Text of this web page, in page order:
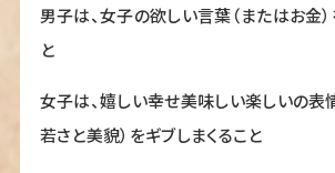
男子は、女子の欲しい言葉（またはお金）
と
女子は、嬉しい幸せ美味しい楽しいの表
若さと美貌）をギブしまくること